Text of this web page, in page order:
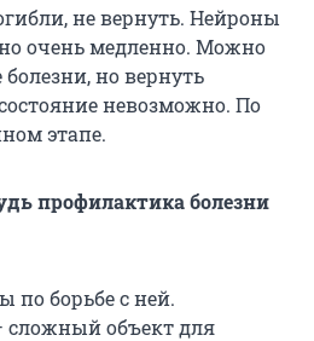
не вернуть. Нейроны
очень медленно. Можно
но вернуть
невозможно. По
этапе.
профилактика болезни
по борьбе с ней.
сложный объект для